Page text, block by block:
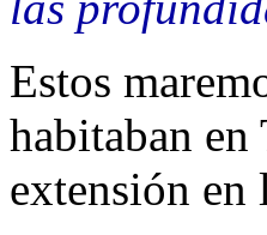
Estos
habitaban en
extensión